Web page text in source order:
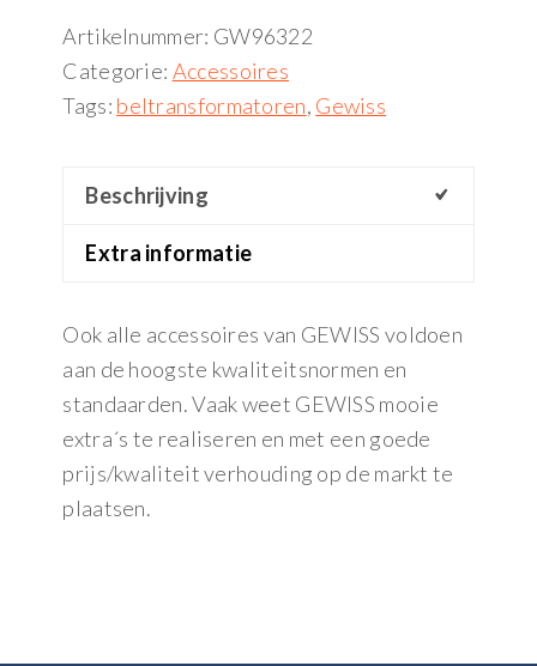
Artikelnummer: GW96322
Categorie: Accessoires
Tags: beltransformatoren, Gewiss
Beschrijving
Extra informatie
Ook alle accessoires van GEWISS voldoen
aan de hoogste kwaliteitsnormen en
standaarden. Vaak weet GEWISS mooie
extra´s te realiseren en met een goede
prijs/kwaliteit verhouding op de markt te
plaatsen.